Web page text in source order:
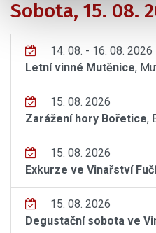
Sobota, 15. 08.
14. 08. - 16. 08. 2026
Letní vinné Mutěnice,
15. 08. 2026
Zarážení hory Bořetice,
15. 08. 2026
Exkurze ve Vinařství
15. 08. 2026
Degustační sobota ve